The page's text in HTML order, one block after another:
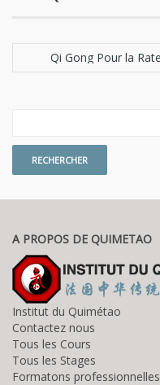
A PROPOS DE QUIMETAO
Institut du Quimétao
Contactez nous
Tous les Cours
Tous les Stages
Formatons professionnelles